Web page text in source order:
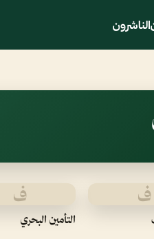
الناشرون
ف ف
التأمين البحري